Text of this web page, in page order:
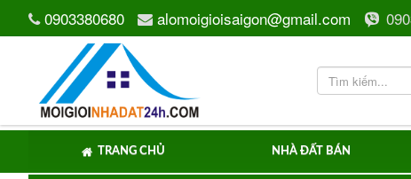
0903380680 alomoigioisaigon@gmail.com
TRANG CHỦ NHÀ ĐẤT BÁN